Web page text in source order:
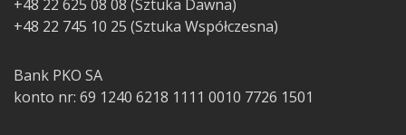
+48 22 625 08 08 (Sztuka Dawna)
+48 22 745 10 25 (Sztuka Współczesna)
Bank PKO SA
konto nr: 69 1240 6218 1111 0010 7726 1501